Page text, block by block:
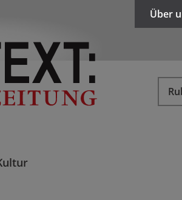
Über